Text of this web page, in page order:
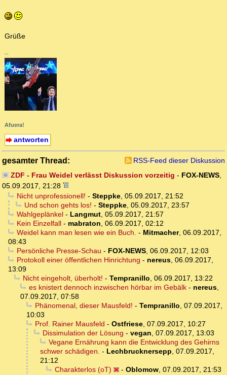
Grüße
--
Afuera!
antworten
gesamter Thread:
RSS-Feed dieser Diskussion
ZDF - Frau Weidel verlässt Diskussion vorzeitig - FOX-NEWS,
05.09.2017, 21:28
Nicht unprofessionell! - Steppke, 05.09.2017, 21:52
Und schon gehts los! - Steppke, 05.09.2017, 23:57
Wahlgeplänkel- Langmut, 05.09.2017, 21:57
Kein Einzelfall- mabraton 06.09.2017, 02:12
Weidel kann man lesen wie ein Buch. - Mitmacher, 06.09.2017,
08:43
Persönliche Presse-Schau - FOX-NEWS, 06.09.2017, 12:03
Protokoll einer öffentlichen Hinrichtung - nereus, 06.09.2017,
13:09
Nicht eingeholt, überholt! - Tempranillo 06.09.2017, 13:22
es knistert dennoch inzwischen hörbar im Gebälk- nereus,
07.09.2017, 07:58
Phänomenal, dieser Mausfeld! - Tempranillo 07.09.2017,
10:03
Prof. Rainer Mausfeld - Ostfriese, 07.09.2017, 10:27
Dissimulation der Lösung - vegan 07.09.2017, 13:03
Vegane Ernährung kann die Entwicklung des Gehirns
schwer schädigen. - Lechbrucknersepp 07.09.2017,
21:12
Charakterlos (oT)
- Oblomow, 07.09.2017, 21:53